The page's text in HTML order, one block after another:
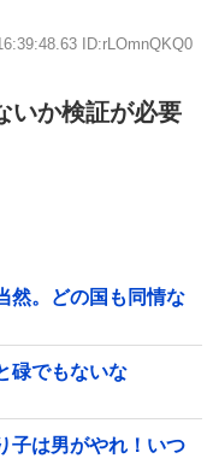
ID:rLOmnQKQ0
いか検証が必要
然。どの国も同情な
碌でもないな
子は男がやれ！いつ